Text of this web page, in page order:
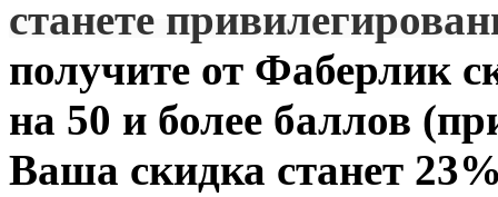
станете
получите от Фаберлик
на 50 и более баллов
Ваша скидка станет